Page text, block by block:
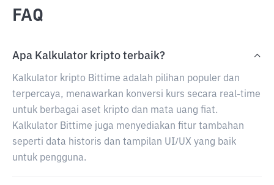
FAQ
Apa Kalkulator kripto terbaik?
Kalkulator kripto Bittime adalah pilihan populer dan
terpercaya, menawarkan konversi kurs secara real-time
untuk berbagai aset kripto dan mata uang fiat.
Kalkulator Bittime juga menyediakan fitur tambahan
seperti data historis dan tampilan UI/UX yang baik
untuk pengguna.